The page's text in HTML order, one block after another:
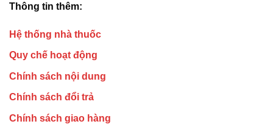
Thông tin thêm:
Hệ thống nhà thuốc
Quy chế hoạt động
Chính sách nội dung
Chính sách đổi trả
Chính sách giao hàng